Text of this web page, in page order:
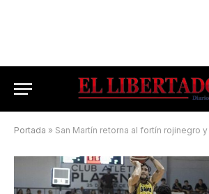
Portada » San Martín retorna al fortín rojinegro y espera